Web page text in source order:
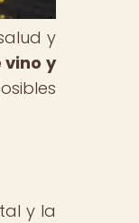
y
vino y
y la